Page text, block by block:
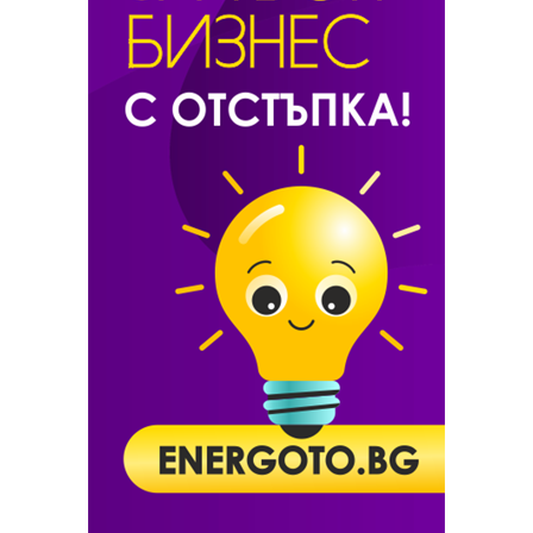
Шаповалов отрази мачбол и продължава да мечтае
Вавринка се справи с Фритц, следва шоу с Шаповалов
10 неща, за които да внимаваме в Торонто
Нишикори си уреди блокбъстър с Шаповалов
Надал: Младите идват - Зверев, Шаповалов...
Шаповалов: Идва времето на промени в мъжкия тенис
Тийм прелетя през Шаповалов за място на четвъртфиналите в
Убедителен старт за Дел Потро, Шаповалов отстрани бивш №4
Денис Шаповалов е №1 в Канада
Шаповалов сложи край на надеждите на домакините
Шаповалов горд: Вече ме разпознават в моловете
Испанец е първият четвъртфиналист в Ню Йорк (снимки)
Приказката за Шаповалов продължава, не и тази на Чорич
Двама от Топ 10 при мъжете си тръгнаха
Шаповалов отказа място в Синсинати
Шаповалов обра овациите с този минаващ удар (видео)
Зверев срещу Шаповалов в битка за място на финал
Шаповалов спря Надал за №1
Младите звезди с победи на старта в Монреал
Канада отпадна след чутовна глупост на Шаповалов (видео)
Шаповалов няма да играе повече при юношите
Григор се справи с младата надежда на Канада
Шаповалов се вдъхновява от Роджър Федерер
17-годишен канадец е следващият съперник на Григор Димитров
Изгряващи звезди: Денис Шаповалов